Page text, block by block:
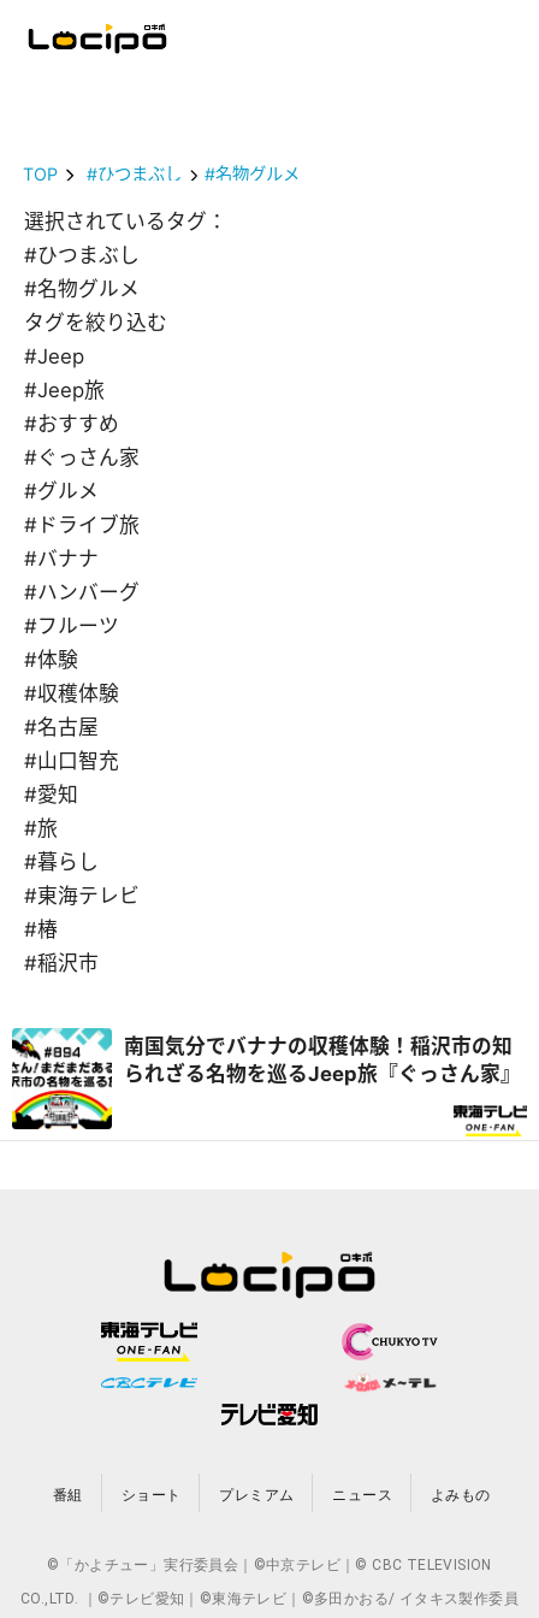
TOP #ひつまぶし #名物グルメ
選択されているタグ：
#ひつまぶし
#名物グルメ
タグを絞り込む
#Jeep
#Jeep旅
#おすすめ
#ぐっさん家
#グルメ
#ドライブ旅
#バナナ
#ハンバーグ
#フルーツ
#体験
#収穫体験
#名古屋
#山口智充
#愛知
#旅
#暮らし
#東海テレビ
#椿
#稲沢市
南国気分でバナナの収穫体験！稲沢市の知
られざる名物を巡るJeep旅『ぐっさん家』
番組 ショート プレミアム ニュース よみもの
©「かよチュー」実行委員会｜©中京テレビ｜© CBC TELEVISION
CO.,LTD. ｜©テレビ愛知｜©東海テレビ｜©多田かおる/ イタキス製作委員